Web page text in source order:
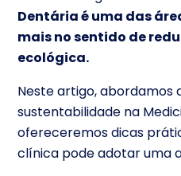
Dentária é uma das
mais no sentido de
ecológica.
Neste artigo, abordamos
sustentabilidade na
ofereceremos dicas
clínica pode adotar uma